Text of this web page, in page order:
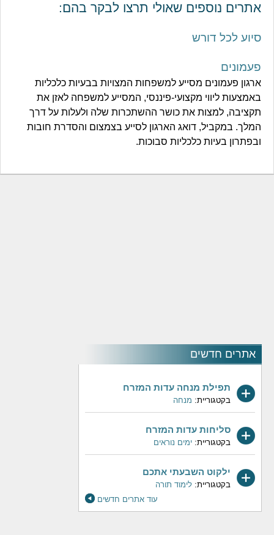
אתרים חדשים
תפילת מנחה עדות המזרח
בקטגוריית: מנחה
סליחות עדות המזרח
בקטגוריית: ימים נוראים
ילקוט השבעתי אתכם
בקטגוריית: לימוד תורה
עוד אתרים חדשים
אתרים נוספים שאולי תרצו לבקר בהם:
סיוע לכל דורש
פעמונים
ארגון פעמונים מסייע למשפחות המצויות בבעיות כלכליות
באמצעות ליווי מקצועי-פיננסי, המסייע למשפחה לאזן את
תקציבה, למצות את כושר ההשתכרות שלה ולעלות על דרך
המלך. במקביל, דואג הארגון לסייע בצמצום והסדרת חובות
ובפתרון בעיות כלכליות סבוכות.